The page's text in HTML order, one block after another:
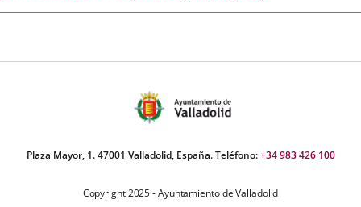
Plaza Mayor, 1. 47001 Valladolid, España. Teléfono:+34 983 426 100
Copyright 2025 - Ayuntamiento de Valladolid